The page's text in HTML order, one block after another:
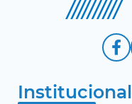
Institucional